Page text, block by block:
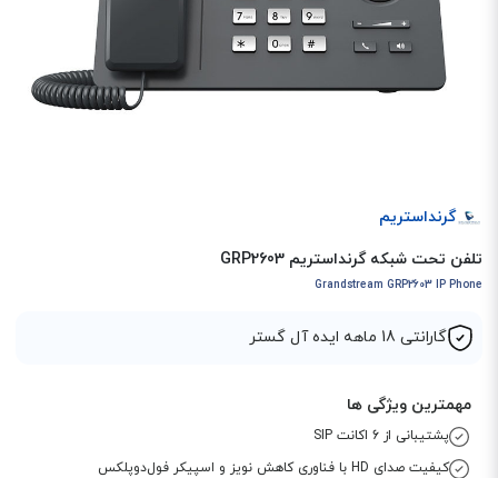
گرنداستریم
تلفن تحت شبکه گرنداستریم GRP2603
Grandstream GRP2603 IP Phone
گارانتی 18 ماهه ایده آل گستر
مهمترین ویژگی ها
پشتیبانی از 6 اکانت SIP
کیفیت صدای HD با فناوری کاهش نویز و اسپیکر فول‌دوپلکس